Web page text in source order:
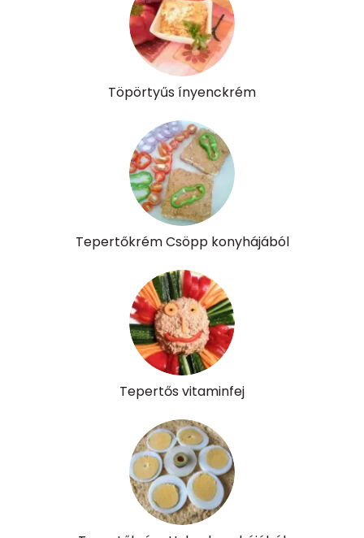
Töpörtyűs ínyenckrém
Tepertőkrém Csöpp konyhájából
Tepertős vitaminfej